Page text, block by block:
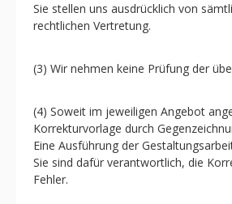
Sie stellen uns ausdrücklich von
rechtlichen Vertretung.
(3) Wir nehmen keine Prüfung der
(4) Soweit im jeweiligen Angebot
Korrekturvorlage durch
Eine Ausführung der
Sie sind dafür verantwortlich, die
Fehler.